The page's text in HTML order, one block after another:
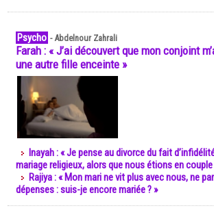
Psycho -Abdelnour Zahrali
Farah : « J’ai découvert que mon conjoint
une autre fille enceinte »
Inayah : « Je pense au divorce du fait
mariage religieux, alors que nous étions en couple
Rajiya : « Mon mari ne vit plus avec nous, ne
dépenses : suis-je encore mariée ? »